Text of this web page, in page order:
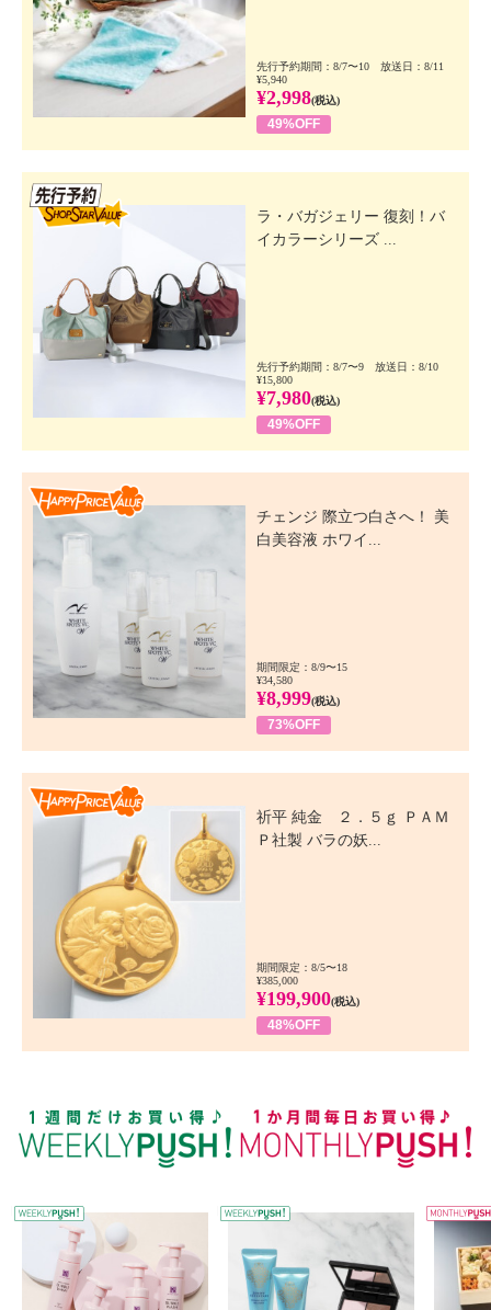
先行予約期間：8/7〜10 放送日：8/11
¥5,940
¥2,998(税込)
49%OFF
ラ・バガジェリー 復刻！バ
イカラーシリーズ ...
先行予約期間：8/7〜9 放送日：8/10
¥15,800
¥7,980(税込)
49%OFF
チェンジ 際立つ白さへ！ 美
白美容液 ホワイ...
期間限定：8/9〜15
¥34,580
¥8,999(税込)
73%OFF
祈平 純金 ２．５ｇ ＰＡＭ
Ｐ社製 バラの妖...
期間限定：8/5〜18
¥385,000
¥199,900(税込)
48%OFF
WEEKLY PUSH